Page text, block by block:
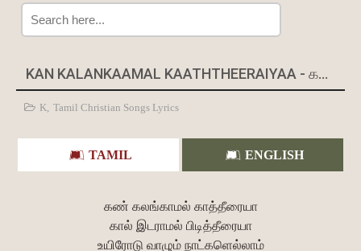
KAN KALANKAAMAL KAATHTHEERAIYAA - கண் கலங்காமல் காத்தீரையா
K, Tamil Christian Songs Lyrics
TAMIL ENGLISH
கண் கலங்காமல் காத்தீரையா
கால் இடராமல் பிடித்தீரையா
உயிரோடு வாழும் நாட்களெல்லாம்